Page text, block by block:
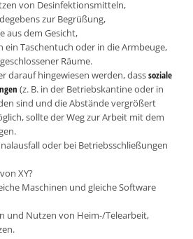
von Desinfektionsmitteln,
zur Begrüßung,
aus dem Gesicht,
ein Taschentuch oder in die Armbeuge,
Räume.
darauf hingewiesen werden, dasssoziale
(z. B. in der Betriebskantine oder in
sind und die Abstände vergrößert
sollte der Weg zur Arbeit mit dem
oder bei Betriebsschließungen
XY?
Maschinen und gleiche Software
und Nutzen von Heim-/Telearbeit,